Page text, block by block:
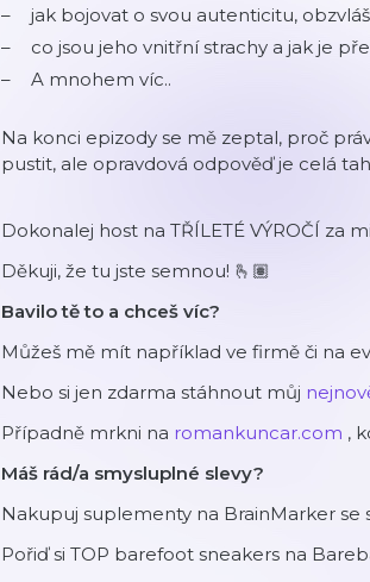
jak bojovat o svou autenticitu,
co jsou jeho vnitřní strachy a jak je
A mnohem víc..
Na konci epizody se mě zeptal, proč
pustit, ale opravdová odpověď je celá
Dokonalej host na TŘÍLETÉ VÝROČÍ za
Děkuji, že tu jste semnou! 🫰🏽
Bavilo tě to a chceš víc?
Můžeš mě mít například ve firmě či na
Nebo si jen zdarma stáhnout můj
Případně mrkni na romankuncar.com ,
Máš rád/a smysluplné slevy?
Nakupuj suplementy na BrainMarker se
Pořiď si TOP barefoot sneakers na